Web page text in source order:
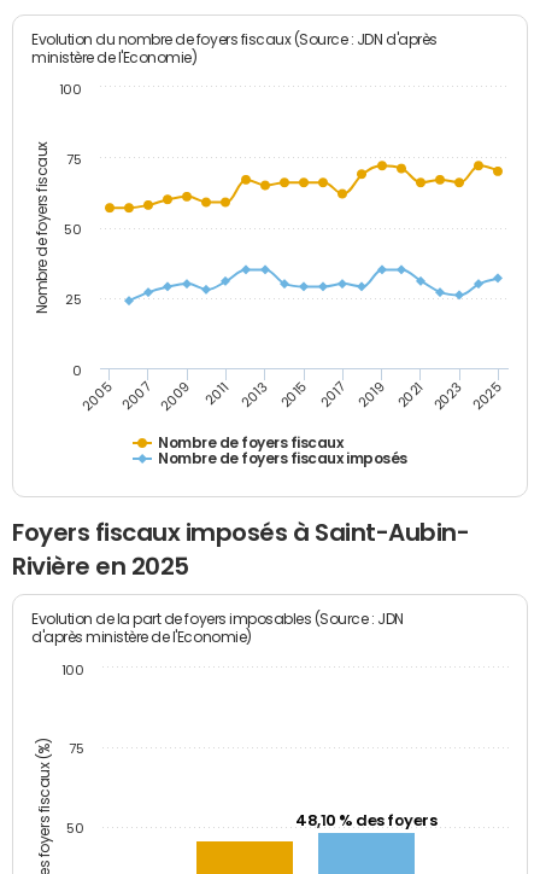
Nombre de foyers fiscaux
Evolution du nombre de foyers fiscaux (Source : JDN d'après
ministère de l'Economie)
Nombre de foyers fiscaux
Nombre de foyers fiscaux imposés
2005 2007 2009 2011 2013 2015 2017 2019 2021 2023 2025
0
25
50
75
100
Foyers fiscaux imposés à Saint-Aubin-
Rivière en 2025
Part des foyers fiscaux (%)
Evolution de la part de foyers imposables (Source : JDN
d'après ministère de l'Economie)
48,10 % des foyers
50
75
100